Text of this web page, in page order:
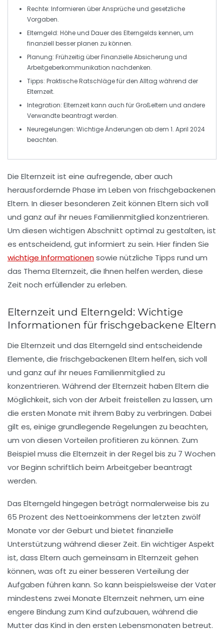
Rechte: Informieren über Ansprüche und gesetzliche
Vorgaben.
Elterngeld: Höhe und Dauer des Elterngelds kennen, um
finanziell besser planen zu können.
Planung: Frühzeitig über Finanzielle Absicherung und
Arbeitgeberkommunikation nachdenken.
Tipps: Praktische Ratschläge für den Alltag während der
Elternzeit.
Integration: Elternzeit kann auch für Großeltern und andere
Verwandte beantragt werden.
Neuregelungen: Wichtige Änderungen ab dem 1. April 2024
beachten.
Die Elternzeit ist eine aufregende, aber auch
herausfordernde Phase im Leben von frischgebackenen
Eltern. In dieser besonderen Zeit können Eltern sich voll
und ganz auf ihrneues Familienmitglied konzentrieren.
Um diesen wichtigen Abschnitt optimal zu gestalten, ist
es entscheidend, gut informiert zu sein. Hier finden Sie
wichtige Informationensowie nützliche Tipps rund um
das Thema Elternzeit, die Ihnen helfen werden, diese
Zeit noch erfüllender zu erleben.
Elternzeit und Elterngeld: Wichtige
Informationen für frischgebackene Eltern
Die Elternzeit und das Elterngeld sind entscheidende
Elemente, die frischgebackenen Eltern helfen, sich voll
und ganz auf ihr neues Familienmitglied zu
konzentrieren. Während der Elternzeit haben Eltern die
Möglichkeit, sich von der Arbeit freistellen zu lassen, um
die ersten Monate mit ihrem Baby zu verbringen. Dabei
gilt es, einige grundlegende Regelungen zu beachten,
um von diesen Vorteilen profitieren zu können. Zum
Beispiel muss die Elternzeit in der Regel bis zu 7 Wochen
vor Beginn schriftlich beim Arbeitgeber beantragt
werden.
Das Elterngeld hingegen beträgt normalerweise bis zu
65 Prozent des Nettoeinkommens der letzten zwölf
Monate vor der Geburt und bietet finanzielle
Unterstützung während dieser Zeit. Ein wichtiger Aspekt
ist, dass Eltern auch gemeinsam in Elternzeit gehen
können, was oft zu einer besseren Verteilung der
Aufgaben führen kann. So kann beispielsweise der Vater
mindestens zwei Monate Elternzeit nehmen, um eine
engere Bindung zum Kind aufzubauen, während die
Mutter das Kind in den ersten Lebensmonaten betreut.